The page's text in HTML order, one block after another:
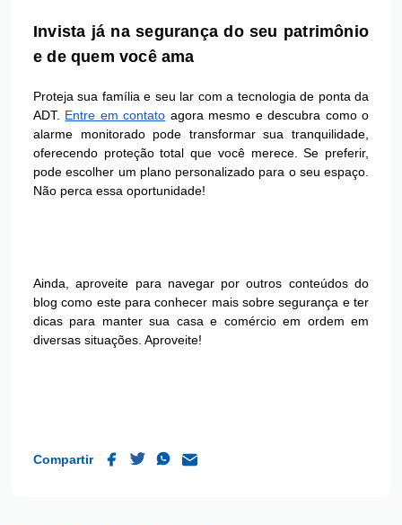
Invista já na segurança do seu patrimônio
e de quem você ama
Proteja sua família e seu lar com a tecnologia de ponta da
ADT. Entre em contato agora mesmo e descubra como o
alarme monitorado pode transformar sua tranquilidade,
oferecendo proteção total que você merece. Se preferir,
pode escolher um plano personalizado para o seu espaço.
Não perca essa oportunidade!
Ainda, aproveite para navegar por outros conteúdos do
blog como este para conhecer mais sobre segurança e ter
dicas para manter sua casa e comércio em ordem em
diversas situações. Aproveite!
Compartir